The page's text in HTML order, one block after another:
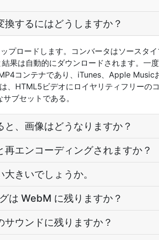
するにはどうしますか？
プロードします。コンバータはソースタ
果は自動的にダウンロードされます。一
コンテナであり、iTunes、Apple Music
、HTML5ビデオにロイヤリティフリーの
ブセットである。
、画像はどうなりますか？
エンコーディングされますか？
きいでしょうか。
は WebM に残りますか？
ウンドに残りますか？